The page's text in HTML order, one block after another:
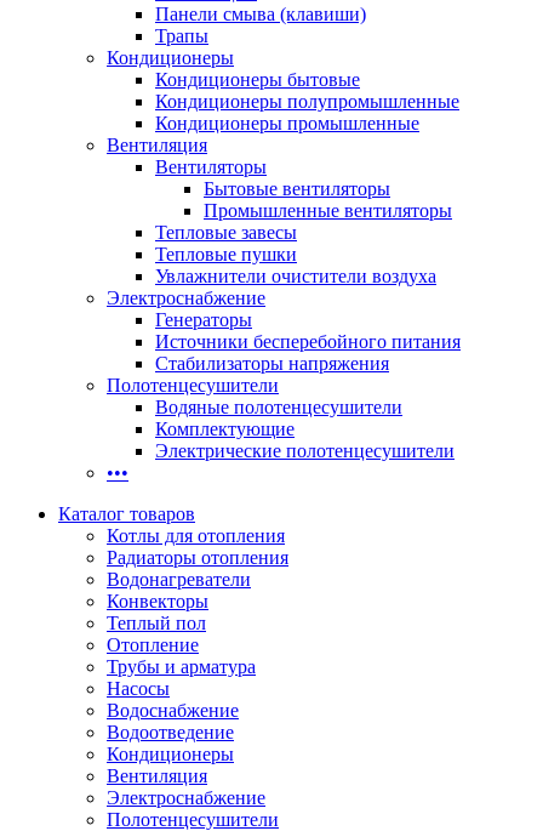
Панели смыва (клавиши)
Трапы
Кондиционеры
Кондиционеры бытовые
Кондиционеры полупромышленные
Кондиционеры промышленные
Вентиляция
Вентиляторы
Бытовые вентиляторы
Промышленные вентиляторы
Тепловые завесы
Тепловые пушки
Увлажнители очистители воздуха
Электроснабжение
Генераторы
Источники бесперебойного питания
Стабилизаторы напряжения
Полотенцесушители
Водяные полотенцесушители
Комплектующие
Электрические полотенцесушители
•••
Каталог товаров
Котлы для отопления
Радиаторы отопления
Водонагреватели
Конвекторы
Теплый пол
Отопление
Трубы и арматура
Насосы
Водоснабжение
Водоотведение
Кондиционеры
Вентиляция
Электроснабжение
Полотенцесушители